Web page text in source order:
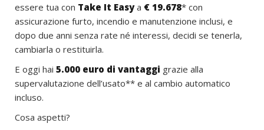
essere tua con Take It Easya € 19.678* con
assicurazione furto, incendio e manutenzione inclusi, e
dopo due anni senza rate né interessi, decidi se tenerla,
cambiarla o restituirla.
E oggi hai 5.000 euro di vantaggi grazie alla
supervalutazione dell’usato** e al cambio automatico
incluso.
Cosa aspetti?